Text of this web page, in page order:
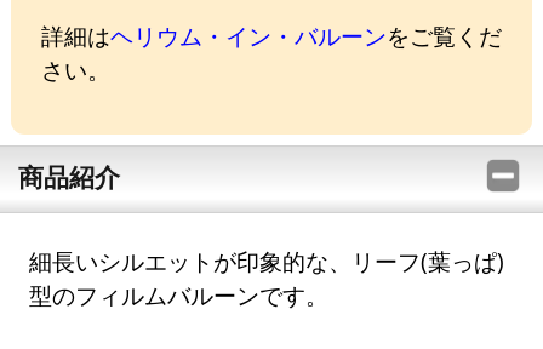
詳細はヘリウム・イン・バルーンをご覧くだ
さい。
商品紹介
細長いシルエットが印象的な、リーフ(葉っぱ)
型のフィルムバルーンです。